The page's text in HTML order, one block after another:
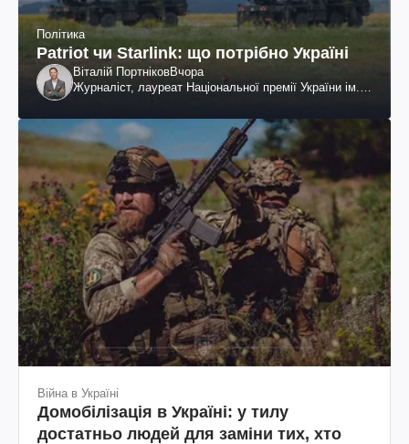
Політика
Patriot чи Starlink: що потрібно Україні
Віталій ПортніковВчора
Журналіст, лауреат Національної премії України ім.
Війна в Україні
Домобілізація в Україні: у тилу
достатньо людей для заміни тих, хто